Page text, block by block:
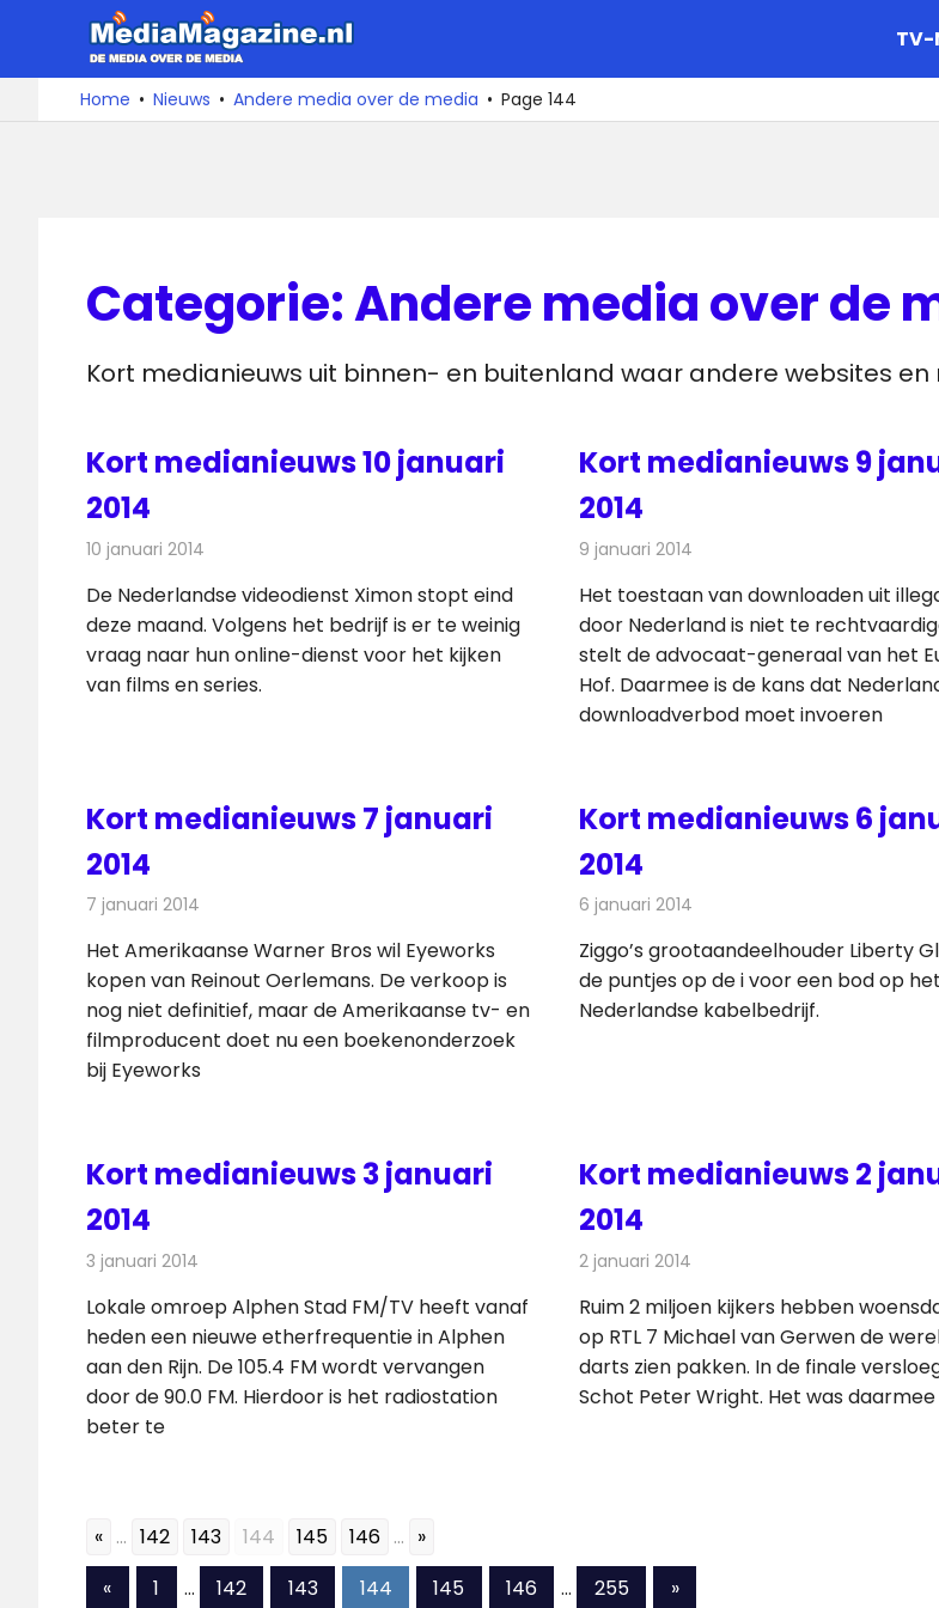
de
De
media
over
TV-
Home Nieuws Andere media over de media Page 144
Categorie:Andere media over de
Kort medianieuws uit binnen- en buitenland waar andere websites
Kort medianieuws 10 januari
2014
10 januari 2014
De Nederlandse videodienst Ximon stopt eind
deze maand. Volgens het bedrijf is er te weinig
vraag naar hun online-dienst voor het kijken
van films en series.
Kort medianieuws 9
2014
9 januari 2014
Het toestaan van downloaden uit
door Nederland is niet te
stelt de advocaat-generaal van het
Hof. Daarmee is de kans dat
downloadverbod moet invoeren
Kort medianieuws 7 januari
2014
7 januari 2014
Het Amerikaanse Warner Bros wil Eyeworks
kopen van Reinout Oerlemans. De verkoop is
nog niet definitief, maar de Amerikaanse tv- en
filmproducent doet nu een boekenonderzoek
bij Eyeworks
Kort medianieuws 6
2014
6 januari 2014
Ziggo’s grootaandeelhouder Liberty
de puntjes op de i voor een bod op het
Nederlandse kabelbedrijf.
Kort medianieuws 3 januari
2014
3 januari 2014
Lokale omroep Alphen Stad FM/TV heeft vanaf
heden een nieuwe etherfrequentie in Alphen
aan den Rijn. De 105.4 FM wordt vervangen
door de 90.0 FM. Hierdoor is het radiostation
beter te
Kort medianieuws 2
2014
2 januari 2014
Ruim 2 miljoen kijkers hebben
op RTL 7 Michael van Gerwen de
darts zien pakken. In de finale
Schot Peter Wright. Het was
« ... 142 143 144 145 146 ... »
Berichten
«Vorige1 … 142 143 144 145 146 … 255
Volgende
»